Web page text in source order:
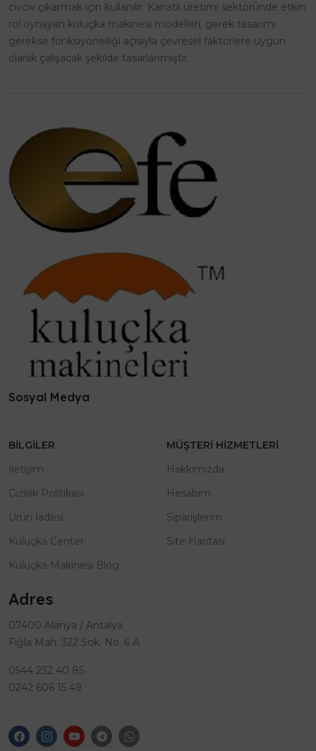
civciv çıkarmak için kullanılır. Kanatlı üretimi sektöründe etkin
rol oynayan kuluçka makinesi modelleri, gerek tasarımı
gerekse fonksiyonelliği açısıyla çevresel faktörlere uygun
olarak çalışacak şekilde tasarlanmıştır.
Sosyal Medya
BILGILER
İletişim
Gizlilik Politikası
Ürün İadesi
Kuluçka Center
Kuluçka Makinesi Blog
MÜŞTERI HIZMETLERI
Hakkımızda
Hesabım
Siparişlerim
Site Haritası
Adres
07400 Alanya / Antalya
Fığla Mah. 322 Sok. No. 6 A
0544 232 40 85
0242 606 15 49